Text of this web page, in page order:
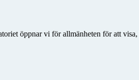
öppnar vi för allmänheten för att